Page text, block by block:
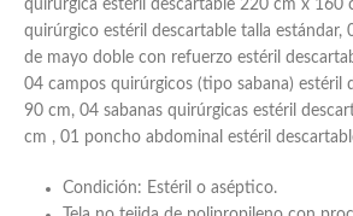
quirúrgica estéril descartable 220 cm x 160
quirúrgico estéril descartable talla estándar,
de mayo doble con refuerzo estéril
04 campos quirúrgicos (tipo sabana) estéril
90 cm, 04 sabanas quirúrgicas estéril
cm , 01 poncho abdominal estéril
Condición: Estéril o aséptico.